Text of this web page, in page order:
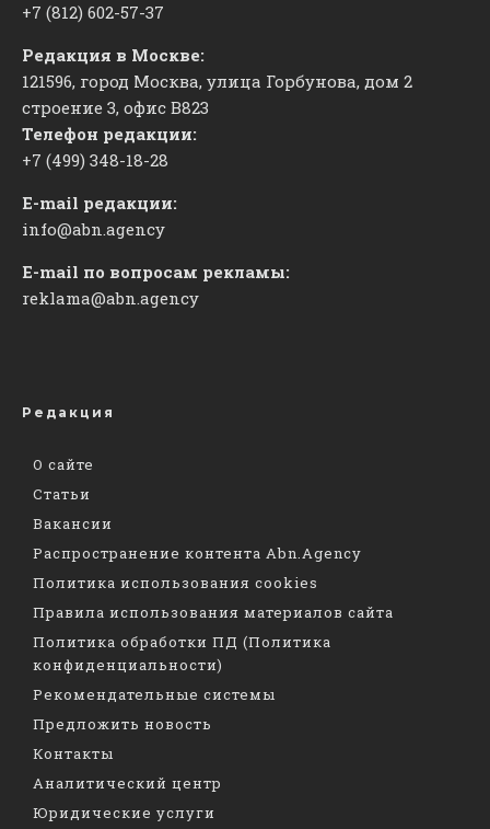
+7 (812) 602-57-37
Редакция в Москве:
121596, город Москва, улица Горбунова, дом 2
строение 3, офис ​В823
Телефон редакции:
+7 (499) 348-18-28
E-mail редакции:
info@abn.agency
E-mail по вопросам рекламы:
reklama@abn.agency
Редакция
О сайте
Статьи
Вакансии
Распространение контента Abn.Agency
Политика использования cookies
Правила использования материалов сайта
Политика обработки ПД (Политика
конфиденциальности)
Рекомендательные системы
Предложить новость
Контакты
Аналитический центр
Юридические услуги